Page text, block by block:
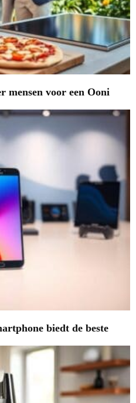
mensen voor een Ooni
biedt de beste